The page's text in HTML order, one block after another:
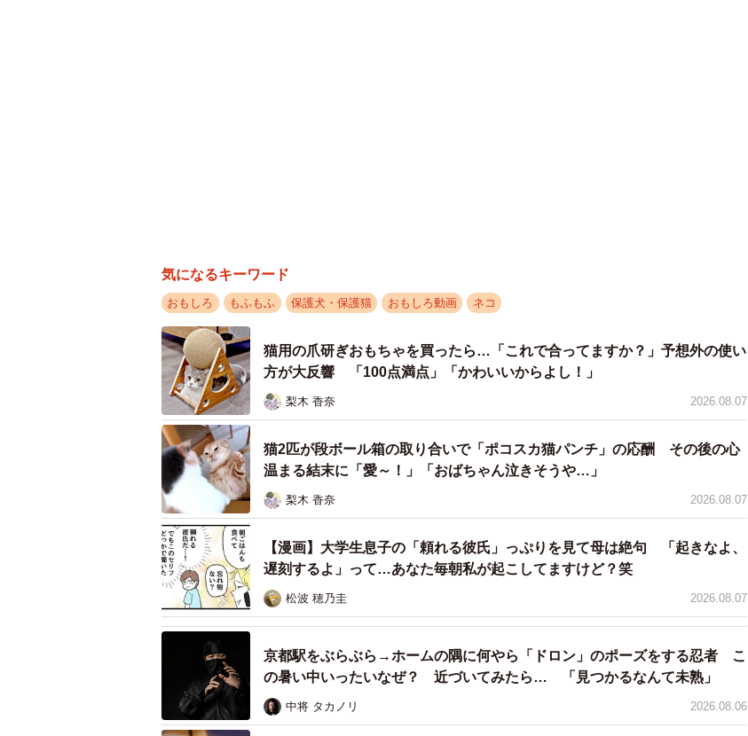
猫は生後3日ほどの赤ちゃん猫でした。元気に鳴いていましたが、子猫は急変しがちなの
で、急いでどこにいたのかを調査。子猫がいたという店内の壁を見てみると、猫が出入りで
きるような直径15センチほどの穴が二つ開いていました。入り組んでいて一見中がどうなっ
ているのか分かりません。また壁の中から猫の鳴き声も物音も何も聞こえません。母猫は見
たところいない様子でした。
気になるキーワード
おもしろ もふもふ 保護犬・保護猫 おもしろ動画 ネコ
猫用の爪研ぎおもちゃを買ったら…「これで合ってますか？」予想外の使い
方が大反響 「100点満点」「かわいいからよし！」
梨木 香奈 2026.08.07
猫2匹が段ボール箱の取り合いで「ポコスカ猫パンチ」の応酬 その後の心
温まる結末に「愛～！」「おばちゃん泣きそうや…」
梨木 香奈 2026.08.07
【漫画】大学生息子の「頼れる彼氏」っぷりを見て母は絶句 「起きなよ、
遅刻するよ」って…あなた毎朝私が起こしてますけど？笑
松波 穂乃圭 2026.08.07
京都駅をぶらぶら→ホームの隅に何やら「ドロン」のポーズをする忍者 こ
の暑い中いったいなぜ？ 近づいてみたら… 「見つかるなんて未熟」
中将 タカノリ 2026.08.06